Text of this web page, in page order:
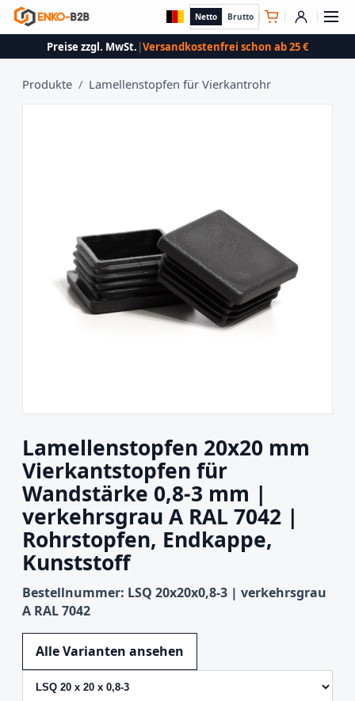
Netto Brutto
Preise zzgl. MwSt. |Versandkostenfrei schon ab 25 €
Produkte / Lamellenstopfen für Vierkantrohr
Lamellenstopfen 20x20 mm
Vierkantstopfen für
Wandstärke 0,8-3 mm |
verkehrsgrau A RAL 7042 |
Rohrstopfen, Endkappe,
Kunststoff
Bestellnummer: LSQ 20x20x0,8-3 | verkehrsgrau
A RAL 7042
Alle Varianten ansehen